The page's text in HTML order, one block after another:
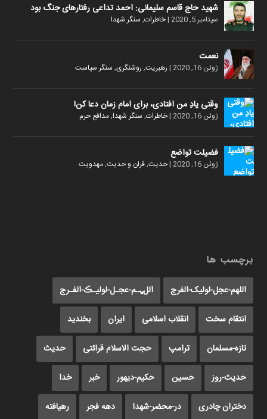
شهید حاج قاسم سلیمانی: احمد تداعی رفتارهای جنگ بود
سپتامبر 5, 2020 |خاطرات, سنگر شهدا
نعمت
ژوئن 16, 2020 | رهبریت, روشنگری, سنگر سیاست
وقتی یادِ من افتادی، برای امام زمان دعا کن!
ژوئن 16, 2020 |خاطرات, سنگر شهدا,مدافع حرم
فضیلت تواضع
ژوئن 16, 2020 |حدیث,قران و حدیث,مهدویت
برچسب ها
اللهم-عجل-لولیک-الفرج اللﮩـم-عجـل-لولیـڪ-الفـرج
انتقام سخت انقلاب اسلامی ایران بخندید
تازه-مسلمان ترامپ حجت الاسلام قرائتی حدیث
حدیث-روز حسین حکیم-دیهور خبر خدا
دختران چادری در-محضر-شهدا دهه فجر رهیافته